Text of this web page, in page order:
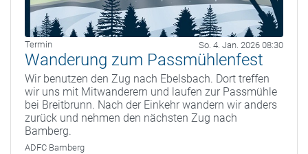
Termin So. 4. Jan. 2026 08:30
Wanderung zum Passmühlenfest
Wir benutzen den Zug nach Ebelsbach. Dort treffen
wir uns mit Mitwanderern und laufen zur Passmühle
bei Breitbrunn. Nach der Einkehr wandern wir anders
zurück und nehmen den nächsten Zug nach
Bamberg.
ADFC Bamberg